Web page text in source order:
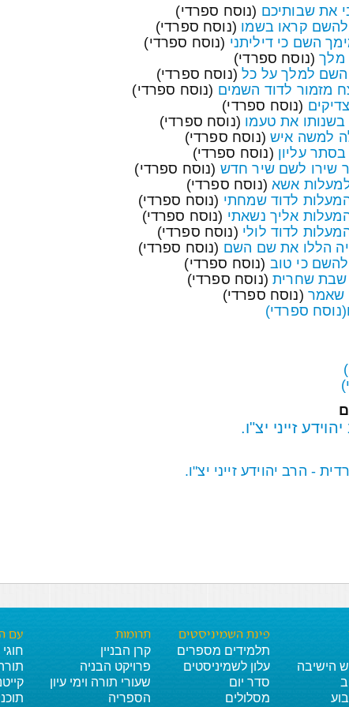
את שבותיכם (נוסח ספרדי)
להשם קראו בשמו (נוסח ספרדי)
השם כי דיליתני (נוסח ספרדי)
מלך(נוסח ספרדי)
השם למלך על כל(נוסח ספרדי)
מזמור לדוד השמים (נוסח ספרדי)
(נוסח ספרדי)
בשנותו את טעמו (נוסח ספרדי)
למשה איש(נוסח ספרדי)
בסתר עליון (נוסח ספרדי)
שירו לשם שיר חדש (נוסח ספרדי)
אשא(נוסח ספרדי)
לדוד שמחתי (נוסח ספרדי)
אליך נשאתי (נוסח ספרדי)
לדוד לולי (נוסח ספרדי)
הללו את שם השם (נוסח ספרדי)
להשם כי טוב (נוסח ספרדי)
שבת שחרית(נוסח ספרדי)
שאמר (נוסח ספרדי)
ספרדי)
זייני יצ"ו.
- הרב יהוידע זייני יצ"ו.
הישיבה
פינת השמיניסטים
תלמידים מספרים
עלון לשמיניסטים
סדר יום
מסלולים
תרומות
קרן הבניין
פרויקט הבניה
שעורי תורה וימי עיון
הספריה
עם